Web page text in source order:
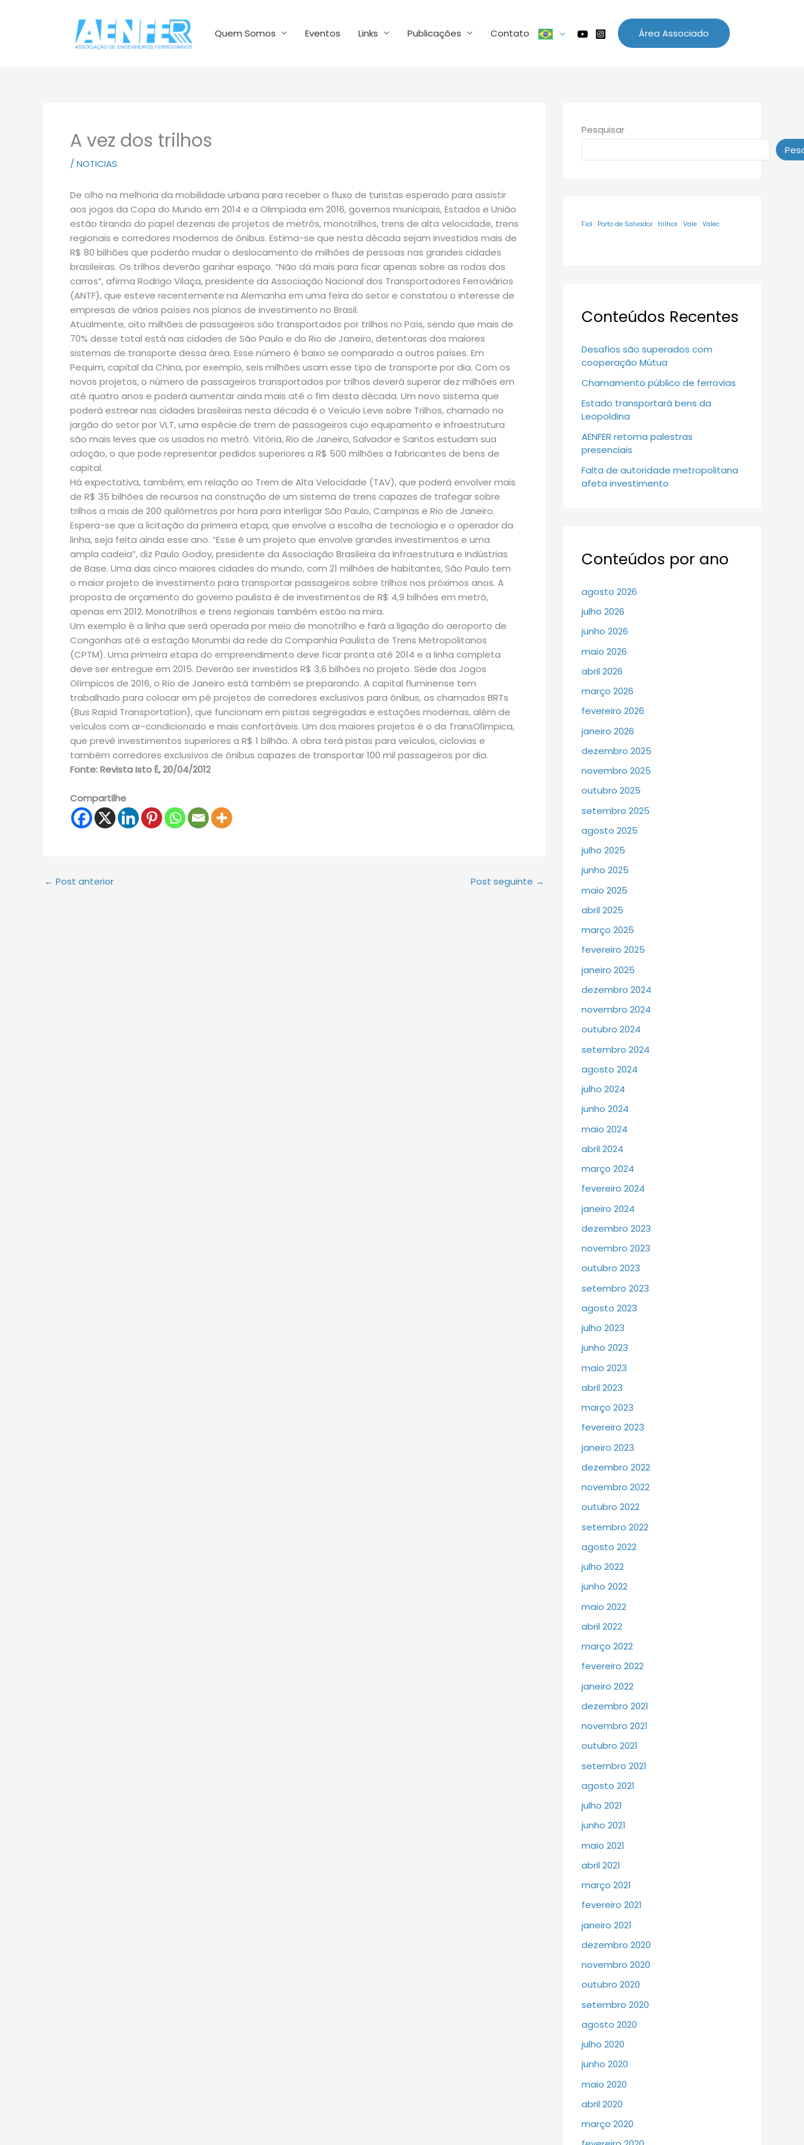
Quem Somos Eventos Links Publicações Contato Área Associado
A vez dos trilhos
/ NOTICIAS
De olho na melhoria da mobilidade urbana para receber o fluxo de turistas esperado para assistir
aos jogos da Copa do Mundo em 2014 e a Olimpíada em 2016, governos municipais, Estados e União
estão tirando do papel dezenas de projetos de metrôs, monotrilhos, trens de alta velocidade, trens
regionais e corredores modernos de ônibus. Estima-se que nesta década sejam investidos mais de
R$ 80 bilhões que poderão mudar o deslocamento de milhões de pessoas nas grandes cidades
brasileiras. Os trilhos deverão ganhar espaço. “Não dá mais para ficar apenas sobre as rodas dos
carros”, afirma Rodrigo Vilaça, presidente da Associação Nacional dos Transportadores Ferroviários
(ANTF), que esteve recentemente na Alemanha em uma feira do setor e constatou o interesse de
empresas de vários países nos planos de investimento no Brasil.
Atualmente, oito milhões de passageiros são transportados por trilhos no País, sendo que mais de
70% desse total está nas cidades de São Paulo e do Rio de Janeiro, detentoras dos maiores
sistemas de transporte dessa área. Esse número é baixo se comparado a outros países. Em
Pequim, capital da China, por exemplo, seis milhões usam esse tipo de transporte por dia. Com os
novos projetos, o número de passageiros transportados por trilhos deverá superar dez milhões em
até quatro anos e poderá aumentar ainda mais até o fim desta década. Um novo sistema que
poderá estrear nas cidades brasileiras nesta década é o Veículo Leve sobre Trilhos, chamado no
jargão do setor por VLT, uma espécie de trem de passageiros cujo equipamento e infraestrutura
são mais leves que os usados no metrô. Vitória, Rio de Janeiro, Salvador e Santos estudam sua
adoção, o que pode representar pedidos superiores a R$ 500 milhões a fabricantes de bens de
capital.
Há expectativa, também, em relação ao Trem de Alta Velocidade (TAV), que poderá envolver mais
de R$ 35 bilhões de recursos na construção de um sistema de trens capazes de trafegar sobre
trilhos a mais de 200 quilômetros por hora para interligar São Paulo, Campinas e Rio de Janeiro.
Espera-se que a licitação da primeira etapa, que envolve a escolha de tecnologia e o operador da
linha, seja feita ainda esse ano. “Esse é um projeto que envolve grandes investimentos e uma
ampla cadeia”, diz Paulo Godoy, presidente da Associação Brasileira da Infraestrutura e Indústrias
de Base. Uma das cinco maiores cidades do mundo, com 21 milhões de habitantes, São Paulo tem
o maior projeto de investimento para transportar passageiros sobre trilhos nos próximos anos. A
proposta de orçamento do governo paulista é de investimentos de R$ 4,9 bilhões em metrô,
apenas em 2012. Monotrilhos e trens regionais também estão na mira.
Um exemplo é a linha que será operada por meio de monotrilho e fará a ligação do aeroporto de
Congonhas até a estação Morumbi da rede da Companhia Paulista de Trens Metropolitanos
(CPTM). Uma primeira etapa do empreendimento deve ficar pronta até 2014 e a linha completa
deve ser entregue em 2015. Deverão ser investidos R$ 3,6 bilhões no projeto. Sede dos Jogos
Olímpicos de 2016, o Rio de Janeiro está também se preparando. A capital fluminense tem
trabalhado para colocar em pé projetos de corredores exclusivos para ônibus, os chamados BRTs
(Bus Rapid Transportation), que funcionam em pistas segregadas e estações modernas, além de
veículos com ar-condicionado e mais confortáveis. Um dos maiores projetos é o da TransOlímpica,
que prevê investimentos superiores a R$ 1 bilhão. A obra terá pistas para veículos, ciclovias e
também corredores exclusivos de ônibus capazes de transportar 100 mil passageiros por dia.
Fonte: Revista Isto É, 20/04/2012
Compartilhe
← Post anterior Post seguinte →
Pesquisar
Fiol Porto de Salvador trilhos Vale Valec
Conteúdos Recentes
Desafios são superados com
cooperação Mútua
Chamamento público de ferrovias
Estado transportará bens da
Leopoldina
AENFER retoma palestras
presenciais
Falta de autoridade metropolitana
afeta investimento
Conteúdos por ano
agosto 2026
julho 2026
junho 2026
maio 2026
abril 2026
março 2026
fevereiro 2026
janeiro 2026
dezembro 2025
novembro 2025
outubro 2025
setembro 2025
agosto 2025
julho 2025
junho 2025
maio 2025
abril 2025
março 2025
fevereiro 2025
janeiro 2025
dezembro 2024
novembro 2024
outubro 2024
setembro 2024
agosto 2024
julho 2024
junho 2024
maio 2024
abril 2024
março 2024
fevereiro 2024
janeiro 2024
dezembro 2023
novembro 2023
outubro 2023
setembro 2023
agosto 2023
julho 2023
junho 2023
maio 2023
abril 2023
março 2023
fevereiro 2023
janeiro 2023
dezembro 2022
novembro 2022
outubro 2022
setembro 2022
agosto 2022
julho 2022
junho 2022
maio 2022
abril 2022
março 2022
fevereiro 2022
janeiro 2022
dezembro 2021
novembro 2021
outubro 2021
setembro 2021
agosto 2021
julho 2021
junho 2021
maio 2021
abril 2021
março 2021
fevereiro 2021
janeiro 2021
dezembro 2020
novembro 2020
outubro 2020
setembro 2020
agosto 2020
julho 2020
junho 2020
maio 2020
abril 2020
março 2020